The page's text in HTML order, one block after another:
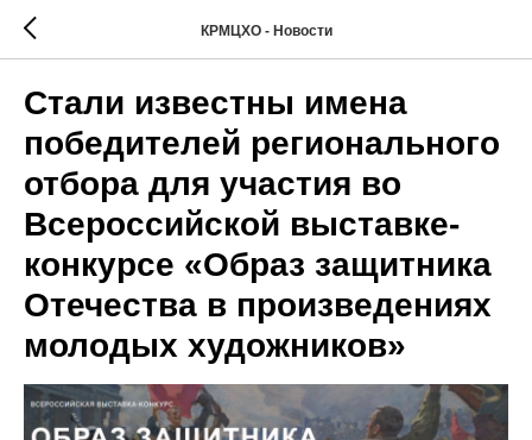
КРМЦХО - Новости
Стали известны имена
победителей регионального
отбора для участия во
Всероссийской выставке-
конкурсе «Образ защитника
Отечества в произведениях
молодых художников»